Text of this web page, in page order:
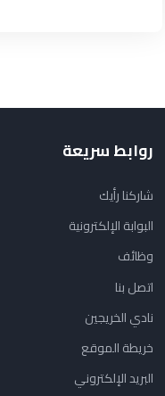
روابط سريعة
شاركنا رأيك
البوابة الإلكترونية
وظائف
اتصل بنا
نادي الخريجين
خريطة الموقع
البريد الإلكتروني